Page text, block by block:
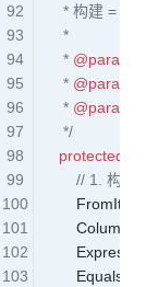
* 构建 = 表
     *
     *
@param
     *
@param
     *
@param
     */
    protected
// 1. 构
        FromItem
        Column
        EqualsTo